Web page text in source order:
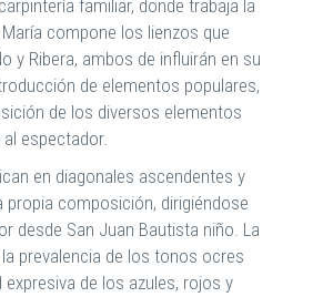
familiar, donde trabaja la
compone los lienzos que
y Ribera, ambos de influirán en su
de elementos populares,
de los diversos elementos
espectador.
en diagonales ascendentes y
composición, dirigiéndose
desde San Juan Bautista niño. La
prevalencia de los tonos ocres
de los azules, rojos y